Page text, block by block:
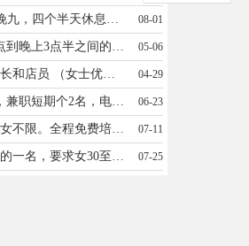
招聘:煮面工一名 早八晚九，四个半天休息。 活轻松好干，不会的有人带（不用和面压饼） 联系电话:17374756362微信同步 08-01
本人女30需要一份早8点到晚上3点半之间的工作能接送孩子联系电话15214523978 05-06
甜啦啦鲜果茶招牌：店长和店员 （女士优先） 年龄：18--30 工资面议 ☎️18845525222(微信同步） 04-29
招聘长短期服务员1名，兼职短期个2名，电话18944620612 06-23
招主播，18～45周岁男女不限。全程免费培训，0元入职！在家开播，时间自己选择。全程陪跑专人教授，一站式服务，入职后我带你，家住望奎，有意者可面谈；陈女士16646554775 07-11
大龙小串烧烤招聘抓串的一名，要求女30至50岁之间，工资3300元＋满勤200元，上班时间下午2点到晚上10点联系电话18245872244微信同步 07-25